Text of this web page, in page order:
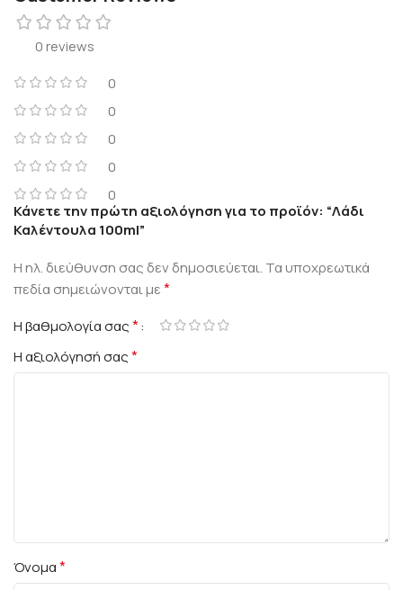
0 reviews
0
0
0
0
0
Κάνετε την πρώτη αξιολόγηση για το προϊόν: “Λάδι
Καλέντουλα 100ml”
Η ηλ. διεύθυνση σας δεν δημοσιεύεται. Τα υποχρεωτικά
πεδία σημειώνονται με*
Η βαθμολογία σας*
Η αξιολόγησή σας*
Όνομα*